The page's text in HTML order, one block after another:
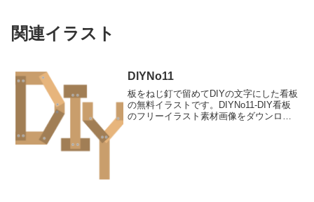
関連イラスト
DIYNo11
板をねじ釘で留めてDIYの文字にした看板
の無料イラストです。DIYNo11-DIY看板
のフリーイラスト素材画像をダウンロー